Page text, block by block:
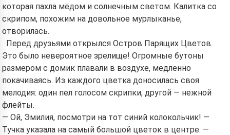
которая пахла мёдом и солнечным светом. Калитка со
скрипом, похожим на довольное мурлыканье,
отворилась.
Перед друзьями открылся Остров Парящих Цветов.
Это было невероятное зрелище! Огромные бутоны
размером с домик плавали в воздухе, медленно
покачиваясь. Из каждого цветка доносилась своя
мелодия: один пел голосом скрипки, другой — нежной
флейты.
— Ой, Эмилия, посмотри на тот синий колокольчик! —
Тучка указала на самый большой цветок в центре. —